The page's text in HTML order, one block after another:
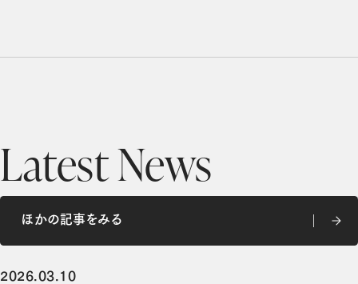
Latest News
ほかの記事をみる
2026.03.10